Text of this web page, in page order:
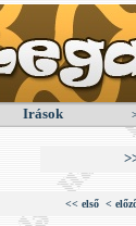
Irások
<< első <